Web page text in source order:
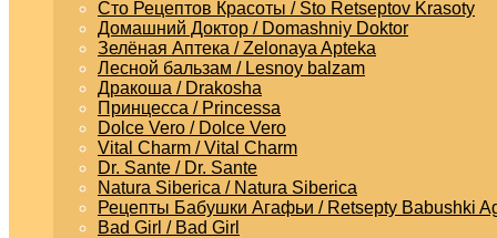
Сто Рецептов Красоты / Sto Retseptov Krasoty
Домашний Доктор / Domashniy Doktor
Зелёная Аптека / Zelonaya Apteka
Лесной бальзам / Lesnoy balzam
Дракоша / Drakosha
Принцесса / Princessa
Dolce Vero / Dolce Vero
Vital Charm / Vital Charm
Dr. Sante / Dr. Sante
Natura Siberica / Natura Siberica
Рецепты Бабушки Агафьи / Retsepty Babushki
Bad Girl / Bad Girl